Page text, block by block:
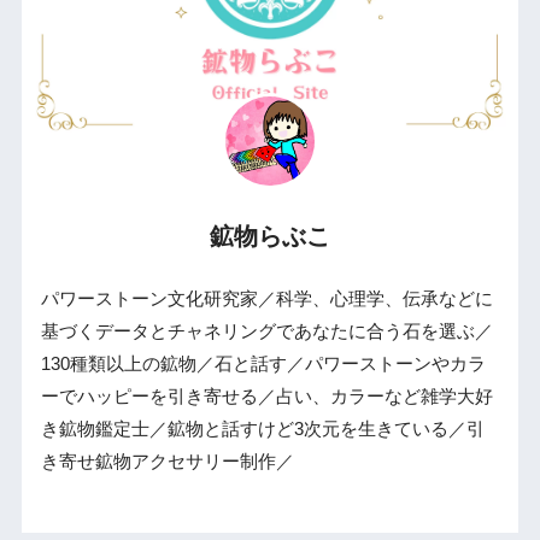
鉱物らぶこ
パワーストーン文化研究家／科学、心理学、伝承などに
基づくデータとチャネリングであなたに合う石を選ぶ／
130種類以上の鉱物／石と話す／パワーストーンやカラ
ーでハッピーを引き寄せる／占い、カラーなど雑学大好
き鉱物鑑定士／鉱物と話すけど3次元を生きている／引
き寄せ鉱物アクセサリー制作／